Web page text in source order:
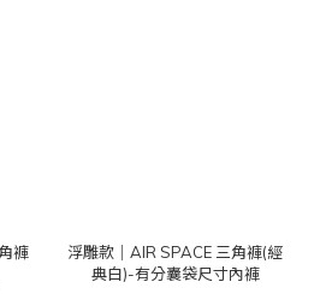
褲
浮雕款｜AIR SPACE 三角褲(經
典白)-有分囊袋尺寸內褲